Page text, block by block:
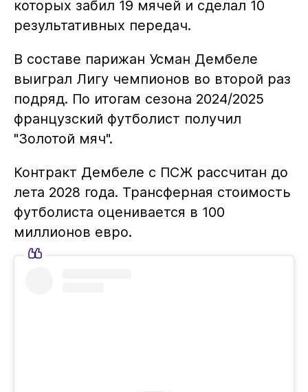
которых забил 19 мячей и сделал 10
результативных передач.
В составе парижан Усман Дембеле
выиграл Лигу чемпионов во второй раз
подряд. По итогам сезона 2024/2025
французский футболист получил
"Золотой мяч".
Контракт Дембеле с ПСЖ рассчитан до
лета 2028 года. Трансферная стоимость
футболиста оценивается в 100
миллионов евро.